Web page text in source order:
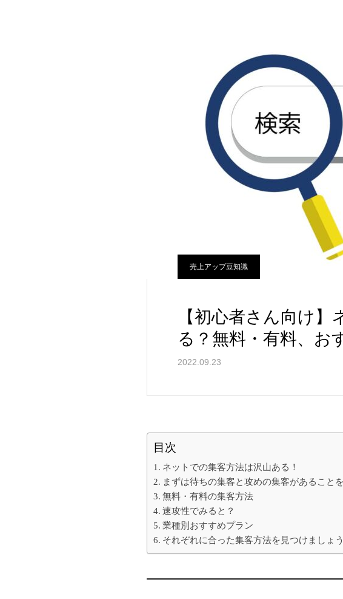
売上アップ豆知識
【初心者さん向け
る？無料・有料、お
2022.09.23
目次
ネットでの集客方法は沢山ある！
まずは待ちの集客と攻めの集客があること
無料・有料の集客方法
速攻性でみると？
業種別おすすめプラン
それぞれに合った集客方法を見つけましょう